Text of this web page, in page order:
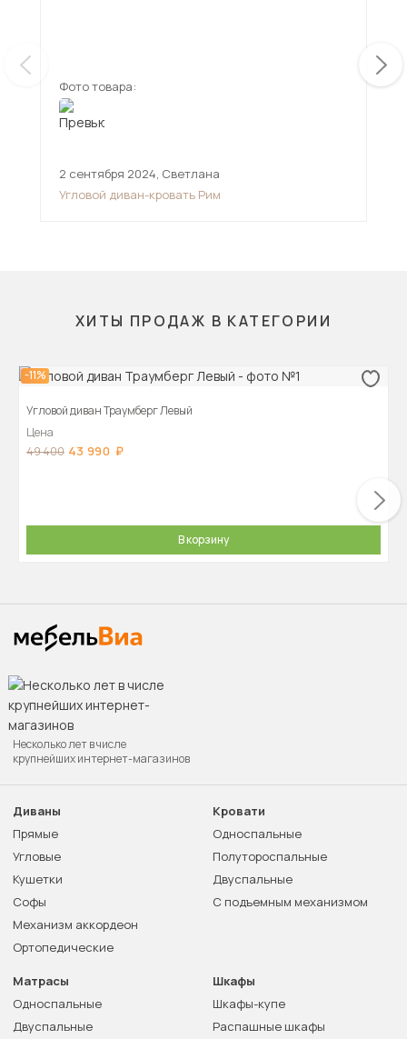
Фото товара:
2 сентября 2024, Светлана
Угловой диван-кровать Рим
ХИТЫ ПРОДАЖ В КАТЕГОРИИ
-11%
Угловой диван Траумберг Левый
Цена
49 400 43 990
В корзину
Несколько лет в числе
крупнейших интернет-магазинов
Диваны
Прямые
Угловые
Кушетки
Софы
Механизм аккордеон
Ортопедические
Кровати
Односпальные
Полутороспальные
Двуспальные
С подъемным механизмом
Матрасы
Односпальные
Двуспальные
Шкафы
Шкафы-купе
Распашные шкафы